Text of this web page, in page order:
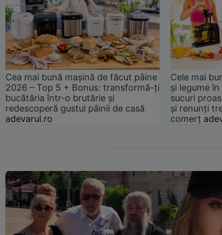
Cea mai bună mașină de făcut pâine
2026 – Top 5 + Bonus: transformă-ți
bucătăria într-o brutărie și
redescoperă gustul pâinii de casă
adevarul.ro
Cele mai
și legume
sucuri
și renunți
comerț